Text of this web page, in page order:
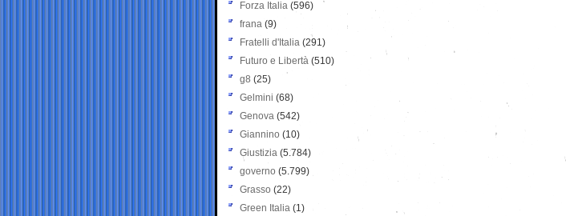
Forza Italia (596)
frana (9)
Fratelli d'Italia (291)
Futuro e Libertà (510)
g8 (25)
Gelmini (68)
Genova (542)
Giannino (10)
Giustizia (5.784)
governo (5.799)
Grasso (22)
Green Italia (1)